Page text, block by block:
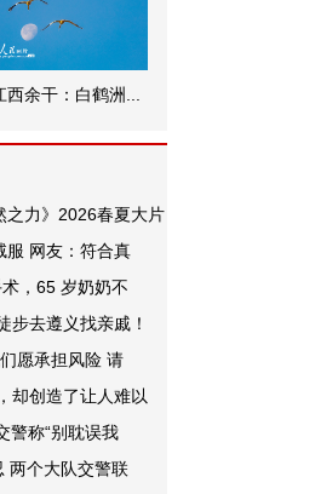
西余干：白鹤洲...
之力》2026春夏大片
服 网友：符合真
，65 岁奶奶不
步去遵义找亲戚！
愿承担风险 请
却创造了让人难以
警称“别耽误我
两个大队交警联